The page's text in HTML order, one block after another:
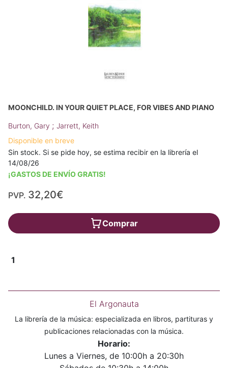
MOONCHILD. IN YOUR QUIET PLACE, FOR VIBES AND PIANO
Burton, Gary ; Jarrett, Keith
Disponible en breve
Sin stock. Si se pide hoy, se estima recibir en la librería el
14/08/26
¡GASTOS DE ENVÍO GRATIS!
PVP. 32,20€
Comprar
1
El Argonauta
La librería de la música: especializada en libros, partituras y
publicaciones relacionadas con la música.
Horario:
Lunes a Viernes, de 10:00h a 20:30h